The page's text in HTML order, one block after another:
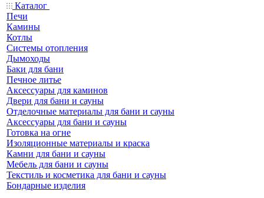
Каталог
Печи
Камины
Котлы
Системы отопления
Дымоходы
Баки для бани
Печное литье
Аксессуары для каминов
Двери для бани и сауны
Отделочные материалы для бани и сауны
Аксессуары для бани и сауны
Готовка на огне
Изоляционные материалы и краска
Камни для бани и сауны
Мебель для бани и сауны
Текстиль и косметика для бани и сауны
Бондарные изделия